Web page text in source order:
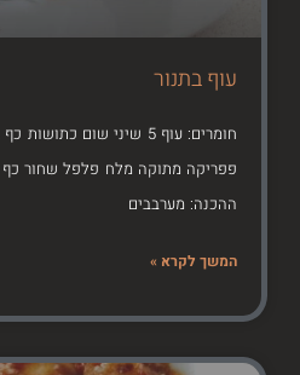
עוף בתנור
חומרים: עוף 5 שיני שום
פפריקה מתוקה מלח פלפל שחור כף
ההכנה: מערבבים
המשך לקרא »